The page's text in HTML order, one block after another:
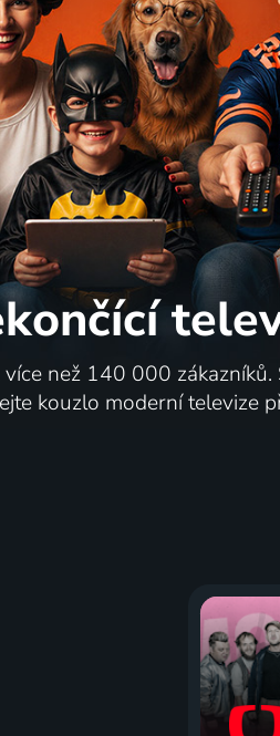
než 140 000
kouzlo moderní televize